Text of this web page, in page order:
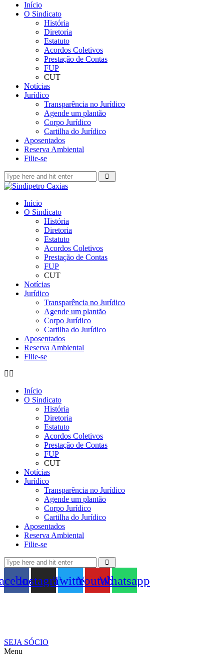
Início
O Sindicato
História
Diretoria
Estatuto
Acordos Coletivos
Prestação de Contas
FUP
CUT
Notícias
Jurídico
Transparência no Jurídico
Agende um plantão
Corpo Jurídico
Cartilha do Jurídico
Aposentados
Reserva Ambiental
Filie-se
Início
O Sindicato
História
Diretoria
Estatuto
Acordos Coletivos
Prestação de Contas
FUP
CUT
Notícias
Jurídico
Transparência no Jurídico
Agende um plantão
Corpo Jurídico
Cartilha do Jurídico
Aposentados
Reserva Ambiental
Filie-se
Início
O Sindicato
História
Diretoria
Estatuto
Acordos Coletivos
Prestação de Contas
FUP
CUT
Notícias
Jurídico
Transparência no Jurídico
Agende um plantão
Corpo Jurídico
Cartilha do Jurídico
Aposentados
Reserva Ambiental
Filie-se
InstagramTwitterYoutubeWhatsapp
SEJA SÓCIO
Menu